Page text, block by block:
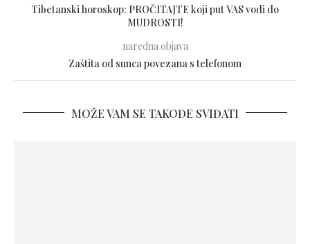
Tibetanski horoskop: PROČITAJTE koji put VAS vodi do
MUDROSTI!
naredna objava
Zaštita od sunca povezana s telefonom
MOŽE VAM SE TAKOĐE SVIĐATI